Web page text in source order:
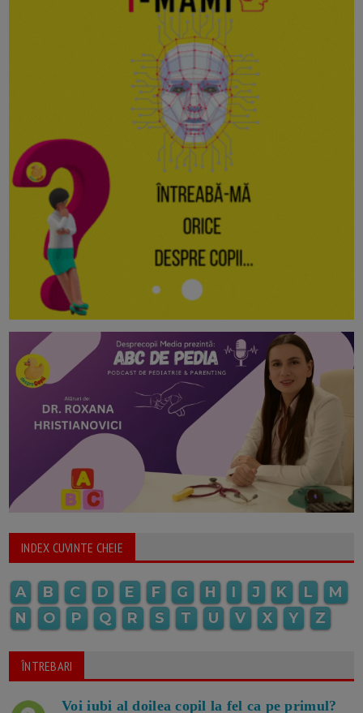
INDEX CUVINTE CHEIE
A B C D E F G H I J K L
M
N
O P Q R S T U V X Y Z
ÎNTREBARI
Voi iubi al doilea copil la fel ca pe primul?